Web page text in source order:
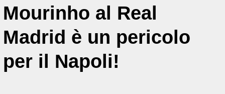
Mourinho al Real
Madrid è un pericolo
per il Napoli!